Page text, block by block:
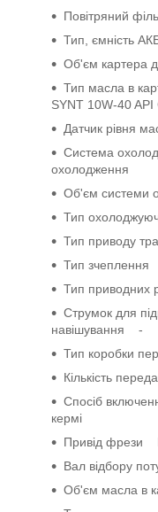
Повітряний
Тип, ємність
Об'єм картера
Тип масла в
SYNT 10W-40 API
Датчик рівня
Система
охолодження
Об'єм системи
Тип
Тип приводу
Тип
Тип
Струмок для
навішування -
Тип коробки
Кількість
Спосіб
кермі
Привід фрези
Вал відбору
Об'єм масла в